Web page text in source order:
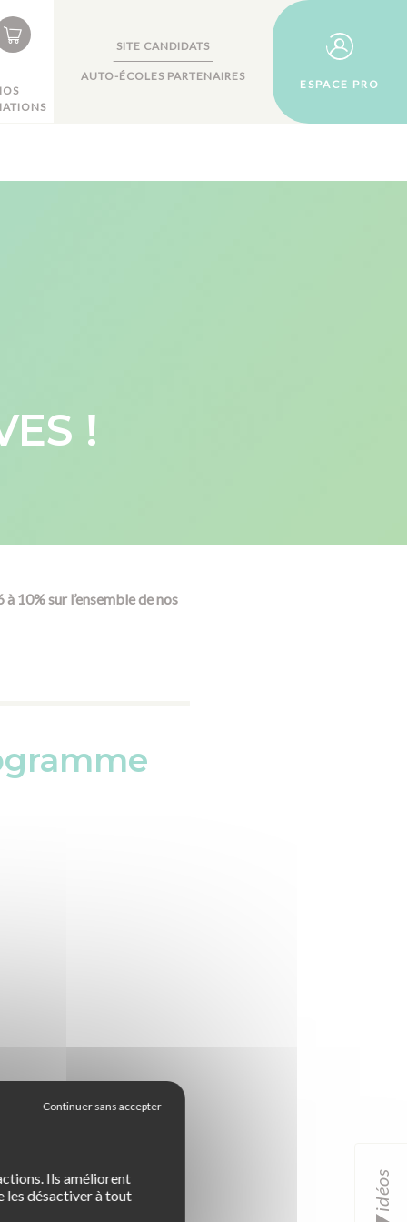
SITE CANDIDATS
AUTO-ÉCOLES PARTENAIRES
ESPACE PRO
!
10% sur l’ensemble de nos
idéos
Ils améliorent
les désactiver à tout